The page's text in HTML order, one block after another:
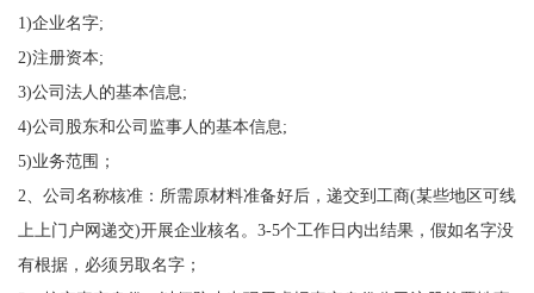
1)企业名字;
2)注册资本;
3)公司法人的基本信息;
4)公司股东和公司监事人的基本信息;
5)业务范围；
2、公司名称核准：所需原材料准备好后，递交到工商(某些地区可线
上上门户网递交)开展企业核名。3-5个工作日内出结果，假如名字没
有根据，必须另取名字；